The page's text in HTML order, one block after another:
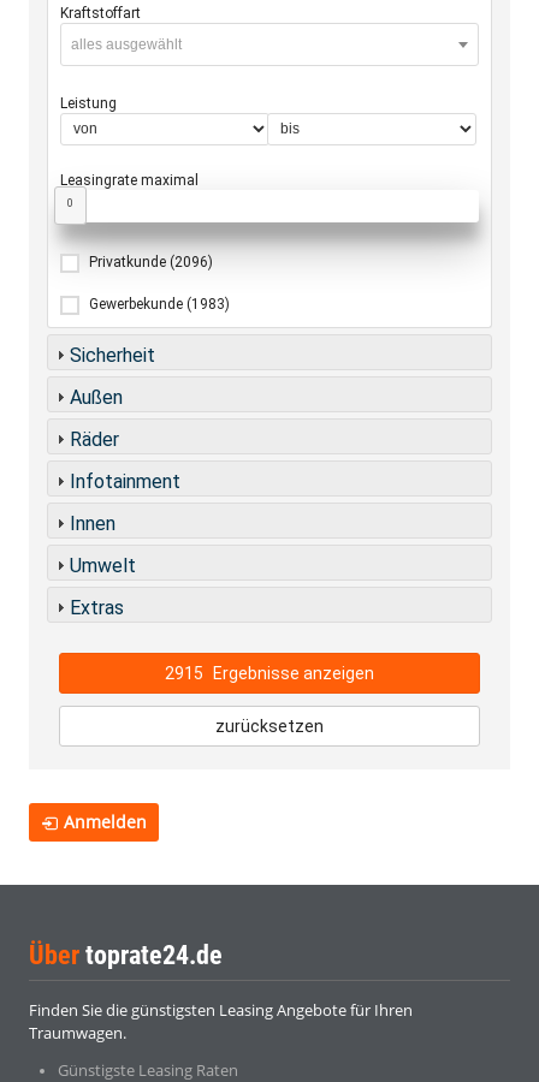
Kraftstoffart
alles ausgewählt
Leistung
Leasingrate maximal
0
Privatkunde (2096)
Gewerbekunde (1983)
Sicherheit
Außen
Räder
Infotainment
Innen
Umwelt
Extras
2915 Ergebnisse anzeigen
zurücksetzen
Anmelden
Über toprate24.de
Finden Sie die günstigsten Leasing Angebote für Ihren
Traumwagen.
Günstigste Leasing Raten